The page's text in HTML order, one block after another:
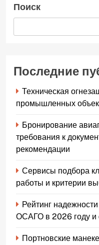
Поиск
Последние
Техническая
промышленных
Бронирование
требования к
рекомендации
Сервисы подбора
работы и критерии
Рейтинг
ОСАГО в 2026 году и
Портновские